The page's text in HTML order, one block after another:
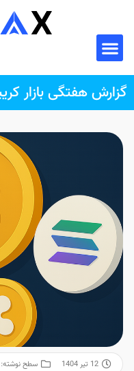
گزارش هفتگی بازار
12 تیر 1404 سطح نوشته: